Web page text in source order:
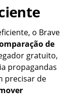
o Brave
de
gratuito,
propagandas
precisar de